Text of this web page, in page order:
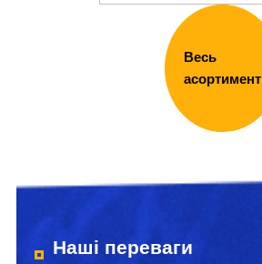
Весь
асортимент
Наші переваги